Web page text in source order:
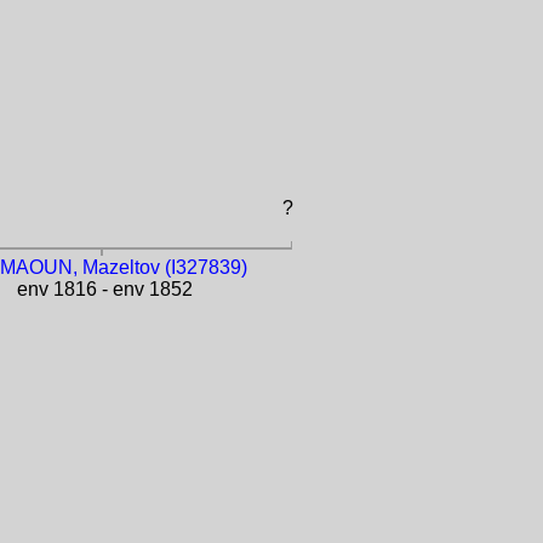
?
Mazeltov (I327839)
env 1816 - env 1852